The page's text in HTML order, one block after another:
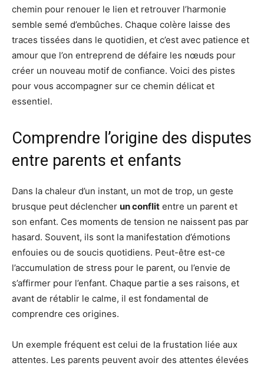
chemin pour renouer le lien et retrouver l’harmonie
semble semé d’embûches. Chaque colère laisse des
traces tissées dans le quotidien, et c’est avec patience et
amour que l’on entreprend de défaire les nœuds pour
créer un nouveau motif de confiance. Voici des pistes
pour vous accompagner sur ce chemin délicat et
essentiel.
Comprendre l’origine des disputes
entre parents et enfants
Dans la chaleur d’un instant, un mot de trop, un geste
brusque peut déclencher un conflit entre un parent et
son enfant. Ces moments de tension ne naissent pas par
hasard. Souvent, ils sont la manifestation d’émotions
enfouies ou de soucis quotidiens. Peut-être est-ce
l’accumulation de stress pour le parent, ou l’envie de
s’affirmer pour l’enfant. Chaque partie a ses raisons, et
avant de rétablir le calme, il est fondamental de
comprendre ces origines.
Un exemple fréquent est celui de la frustation liée aux
attentes. Les parents peuvent avoir des attentes élevées